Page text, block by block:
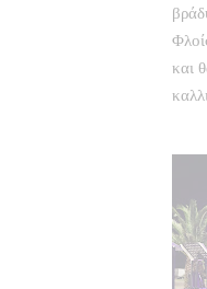
και